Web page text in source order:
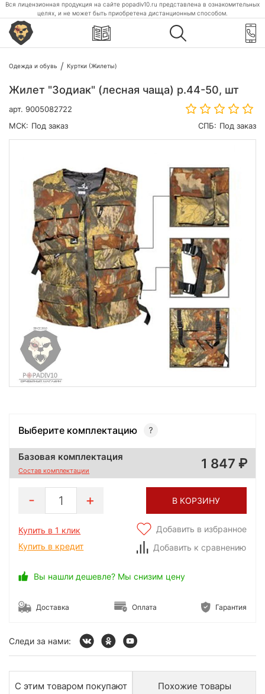
Вся лицензионная продукция на сайте popadiv10.ru представлена в ознакомительных
целях, и не может быть приобретена дистанционным способом.
Одежда и обувь Куртки (Жилеты)
Жилет "Зодиак" (лесная чаща) р.44-50, шт
арт. 9005082722
МСК: Под заказ СПБ: Под заказ
Выберите комплектацию
Базовая комплектация
Состав комплектации 1 847
1 В КОРЗИНУ
Купить в 1 клик
Купить в кредит
Добавить в избранное
Добавить к сравнению
Вы нашли дешевле? Мы снизим цену
Доставка Оплата Гарантия
Следи за нами:
С этим товаром покупают Похожие товары